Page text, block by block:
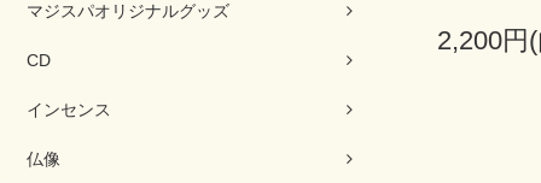
マジスパオリジナルグッズ
CD
インセンス
仏像
2,200円